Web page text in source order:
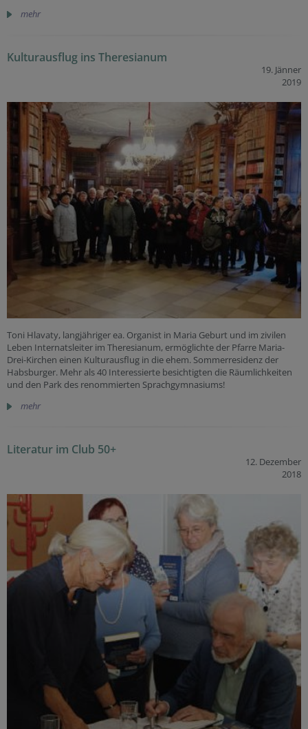
mehr
Kulturausflug ins Theresianum
19. Jänner
2019
Toni Hlavaty, langjähriger ea. Organist in Maria Geburt und im zivilen
Leben Internatsleiter im Theresianum, ermöglichte der Pfarre Maria-
Drei-Kirchen einen Kulturausflug in die ehem. Sommerresidenz der
Habsburger. Mehr als 40 Interessierte besichtigten die Räumlichkeiten
und den Park des renommierten Sprachgymnasiums!
mehr
Literatur im Club 50+
12. Dezember
2018